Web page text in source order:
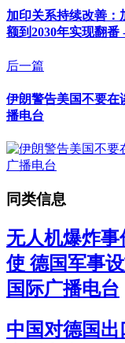
加印关系持续改善：
额到2030年实现翻番
后一篇
伊朗警告美国不要在
播电台
同类信息
无人机爆炸
使 德国军事
国际广播电台
中国对德国